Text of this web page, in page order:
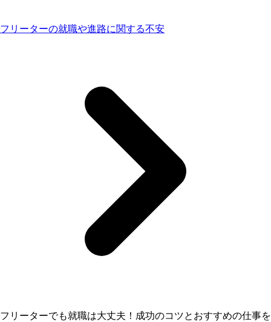
フリーターの就職や進路に関する不安
フリーターでも就職は大丈夫！成功のコツとおすすめの仕事を